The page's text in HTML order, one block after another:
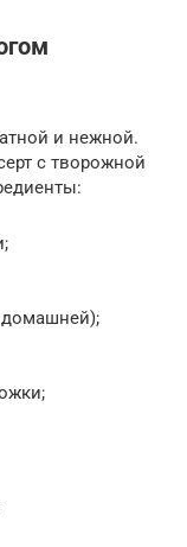
и нежной.
с творожной
домашней);